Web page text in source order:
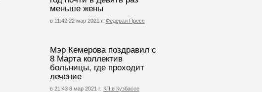
меньше жены
в 11:42 22 мар 2021 г. Федерал Пресс
Мэр Кемерова поздравил с
8 Марта коллектив
больницы, где проходит
лечение
в 21:43 8 мар 2021 г. КП в Кузбассе